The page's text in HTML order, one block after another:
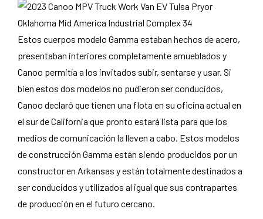
Estos cuerpos modelo Gamma estaban hechos de acero,
presentaban interiores completamente amueblados y
Canoo permitía a los invitados subir, sentarse y usar. Si
bien estos dos modelos no pudieron ser conducidos,
Canoo declaró que tienen una flota en su oficina actual en
el sur de California que pronto estará lista para que los
medios de comunicación la lleven a cabo. Estos modelos
de construcción Gamma están siendo producidos por un
constructor en Arkansas y están totalmente destinados a
ser conducidos y utilizados al igual que sus contrapartes
de producción en el futuro cercano.